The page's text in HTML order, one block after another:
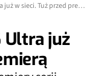
Samsung Galaxy S26 Ultra już w sieci. Tuż przed premierą
Ultra już